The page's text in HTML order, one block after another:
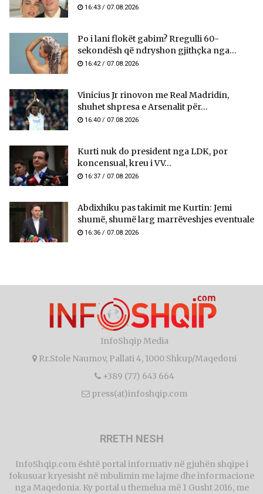
16:43 / 07.08.2026
Po i lani flokët gabim? Rregulli 60-
sekondësh që ndryshon gjithçka nga...
16:42 / 07.08.2026
Vinicius Jr rinovon me Real Madridin,
shuhet shpresa e Arsenalit për...
16:40 / 07.08.2026
Kurti nuk do president nga LDK, por
koncensual, kreu i VV...
16:37 / 07.08.2026
Abdixhiku pas takimit me Kurtin: Jemi
shumë, shumë larg marrëveshjes eventuale
16:36 / 07.08.2026
InfoShqip Media
Rr.Stole Naumov, Pallati 4, 1000 Shkup/Maqedoni
+389 (77) 643 664
press(at)infoshqip.com
RRETH NESH
InfoShqip.com është portal informativ në gjuhën shqipe i
fokusuar kryesisht në mbulimin me lajme dhe informacione
nga Maqedonia. Ky portal u themelua më 1 Gusht 2016, me